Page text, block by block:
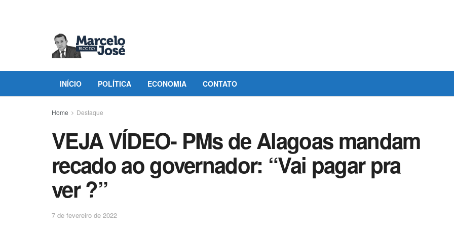
INÍCIO POLÍTICA ECONOMIA CONTATO
Home Destaque
VEJA VÍDEO- PMs de Alagoas mandam
recado ao governador: “Vai pagar pra
ver ?”
7 de fevereiro de 2022